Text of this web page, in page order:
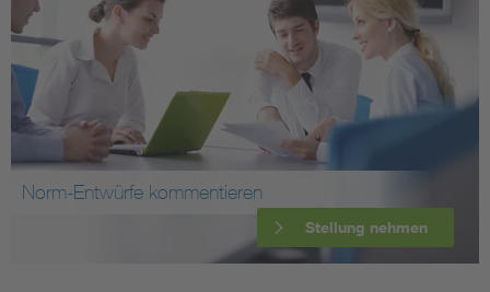
Norm-Entwürfe kommentieren
Stellung nehmen